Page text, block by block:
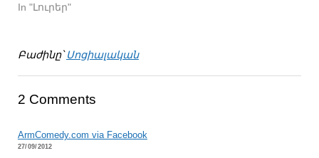
In "Լուրեր"
Բաժինը՝Սոցիալական
2 Comments
ArmComedy.com via Facebook
27/09/2012